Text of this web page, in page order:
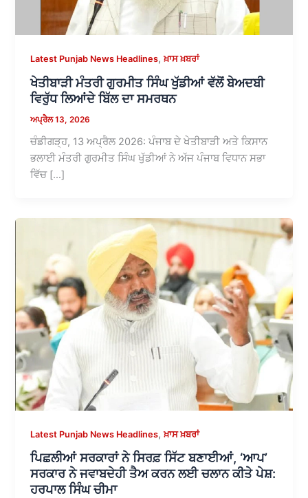
Latest Punjab News Headlines,ਖ਼ਾਸ ਖ਼ਬਰਾਂ
ਖੇਤੀਬਾੜੀ ਮੰਤਰੀ ਗੁਰਮੀਤ ਸਿੰਘ ਖੁੱਡੀਆਂ ਵੱਲੋਂ ਬੇਅਦਬੀ
ਵਿਰੁੱਧ ਲਿਆਂਦੇ ਬਿੱਲ ਦਾ ਸਮਰਥਨ
ਅਪ੍ਰੈਲ 13, 2026
ਚੰਡੀਗੜ੍ਹ, 13 ਅਪ੍ਰੈਲ 2026: ਪੰਜਾਬ ਦੇ ਖੇਤੀਬਾੜੀ ਅਤੇ ਕਿਸਾਨ
ਭਲਾਈ ਮੰਤਰੀ ਗੁਰਮੀਤ ਸਿੰਘ ਖੁੱਡੀਆਂ ਨੇ ਅੱਜ ਪੰਜਾਬ ਵਿਧਾਨ ਸਭਾ
ਵਿੱਚ […]
Latest Punjab News Headlines,ਖ਼ਾਸ ਖ਼ਬਰਾਂ
ਪਿਛਲੀਆਂ ਸਰਕਾਰਾਂ ਨੇ ਸਿਰਫ਼ ਸਿੱਟ ਬਣਾਈਆਂ, ‘ਆਪ’
ਸਰਕਾਰ ਨੇ ਜਵਾਬਦੇਹੀ ਤੈਅ ਕਰਨ ਲਈ ਚਲਾਨ ਕੀਤੇ ਪੇਸ਼:
ਹਰਪਾਲ ਸਿੰਘ ਚੀਮਾ